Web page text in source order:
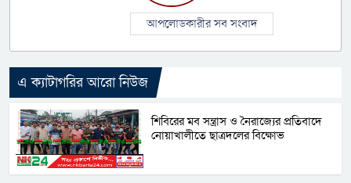
আপলোডকারীর সব সংবাদ
এ ক্যাটাগরির আরো নিউজ
শিবিরের মব সন্ত্রাস ও নৈরাজ্যের প্রতিবাদে
নোয়াখালীতে ছাত্রদলের বিক্ষোভ